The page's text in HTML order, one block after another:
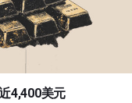
4,400美元